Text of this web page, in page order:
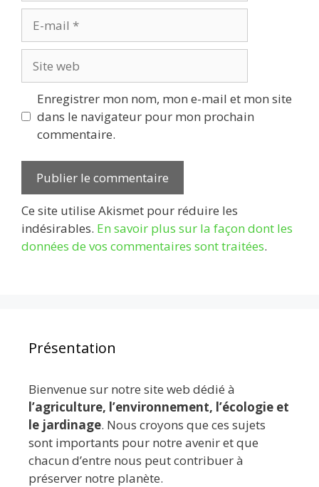
mail
web
Enregistrer mon nom, mon e-mail et mon site
dans le navigateur pour mon prochain
commentaire.
Ce site utilise Akismet pour réduire les
indésirables. En savoir plus sur la façon dont les
données de vos commentaires sont traitées.
Présentation
Bienvenue sur notre site web dédié à
l’agriculture, l’environnement, l’écologie et
le jardinage. Nous croyons que ces sujets
sont importants pour notre avenir et que
chacun d’entre nous peut contribuer à
préserver notre planète.